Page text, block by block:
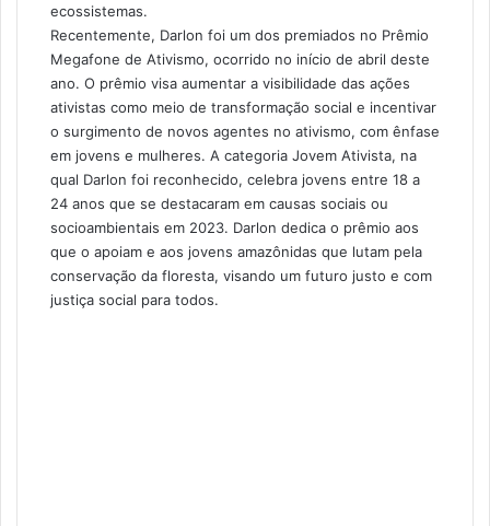
ecossistemas.
Recentemente, Darlon foi um dos premiados no Prêmio
Megafone de Ativismo, ocorrido no início de abril deste
ano. O prêmio visa aumentar a visibilidade das ações
ativistas como meio de transformação social e incentivar
o surgimento de novos agentes no ativismo, com ênfase
em jovens e mulheres. A categoria Jovem Ativista, na
qual Darlon foi reconhecido, celebra jovens entre 18 a
24 anos que se destacaram em causas sociais ou
socioambientais em 2023. Darlon dedica o prêmio aos
que o apoiam e aos jovens amazônidas que lutam pela
conservação da floresta, visando um futuro justo e com
justiça social para todos.